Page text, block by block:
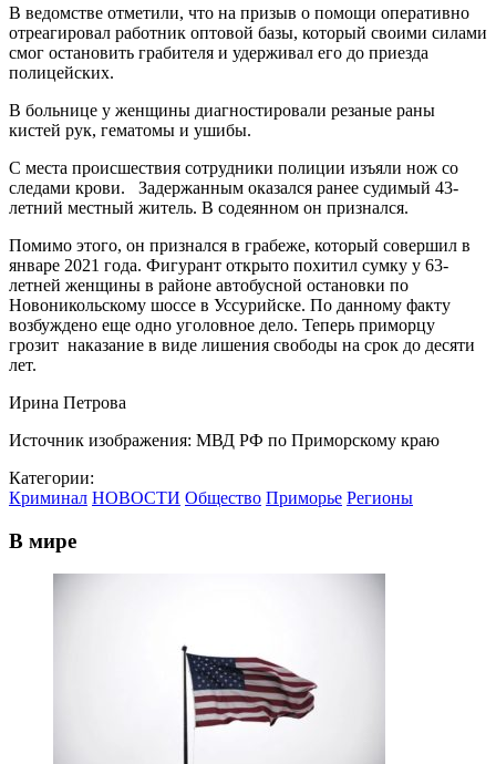
В ведомстве отметили, что на призыв о помощи оперативно
отреагировал работник оптовой базы, который своими силами
смог остановить грабителя и удерживал его до приезда
полицейских.
В больнице у женщины диагностировали резаные раны
кистей рук, гематомы и ушибы.
С места происшествия сотрудники полиции изъяли нож со
следами крови. Задержанным оказался ранее судимый 43-
летний местный житель. В содеянном он признался.
Помимо этого, он признался в грабеже, который совершил в
январе 2021 года. Фигурант открыто похитил сумку у 63-
летней женщины в районе автобусной остановки по
Новоникольскому шоссе в Уссурийске. По данному факту
возбуждено еще одно уголовное дело. Теперь приморцу
грозит наказание в виде лишения свободы на срок до десяти
лет.
Ирина Петрова
Источник изображения: МВД РФ по Приморскому краю
Категории:
Криминал НОВОСТИ Общество Приморье Регионы
В мире